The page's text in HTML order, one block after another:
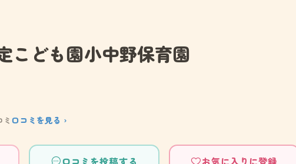
こども園小中野保育園
ミ 口コミを見る ›
口コミを投稿する お気に入りに登録